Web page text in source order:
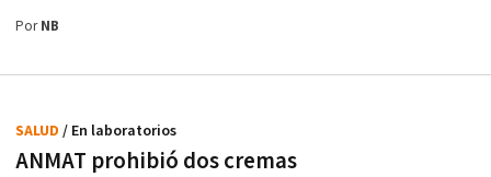
PorNB
ANMAT prohibió dos cremas
SALUD / En laboratorios